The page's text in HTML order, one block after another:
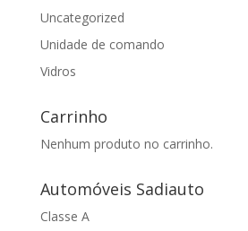
Uncategorized
Unidade de comando
Vidros
Carrinho
Nenhum produto no carrinho.
Automóveis Sadiauto
Classe A